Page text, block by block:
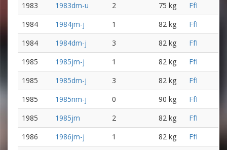
1983
1983dm-u 2 75 kg
FfI
1984
1984jm-j 1 82 kg
FfI
1984
1984dm-j 3 82 kg
FfI
1985
1985jm-j 1 82 kg
FfI
1985
1985dm-j 3 82 kg
FfI
1985
1985nm-j 0 90 kg
FfI
1985
1985jm 2 82 kg
FfI
1986
1986jm-j 1 82 kg
FfI